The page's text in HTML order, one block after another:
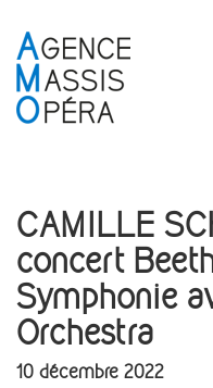
CAMILLE
concert
Symphonie
Orchestra
10 décembre 2022